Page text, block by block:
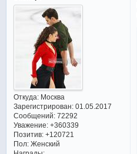
Откуда:Москва
Зарегистрирован: 01.05.2017
Сообщений:72292
Уважение: +360339
Позитив: +120721
Пол:Женский